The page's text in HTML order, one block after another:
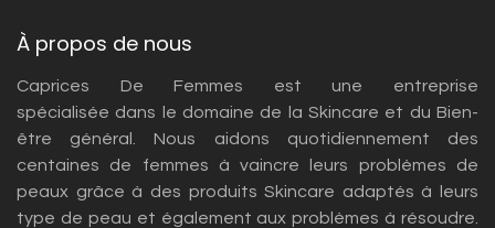
À propos de nous
Caprices De Femmes est une entreprise
spécialisée dans le domaine de la Skincare et du Bien-
être général. Nous aidons quotidiennement des
centaines de femmes à vaincre leurs problèmes de
peaux grâce à des produits Skincare adaptés à leurs
type de peau et également aux problèmes à résoudre.